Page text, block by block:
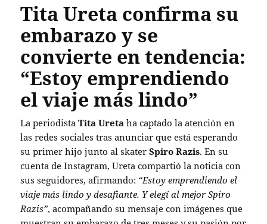
Tita Ureta confirma su
embarazo y se
convierte en tendencia:
“Estoy emprendiendo
el viaje más lindo”
La periodistaTita Ureta ha captado la atención en
las redes sociales tras anunciar que está esperando
su primer hijo junto al skaterSpiro Razis. En su
cuenta de Instagram, Ureta compartió la noticia con
sus seguidores, afirmando: “Estoy emprendiendo el
viaje más lindo y desafiante. Y elegí al mejor Spiro
Razis”, acompañando su mensaje con imágenes que